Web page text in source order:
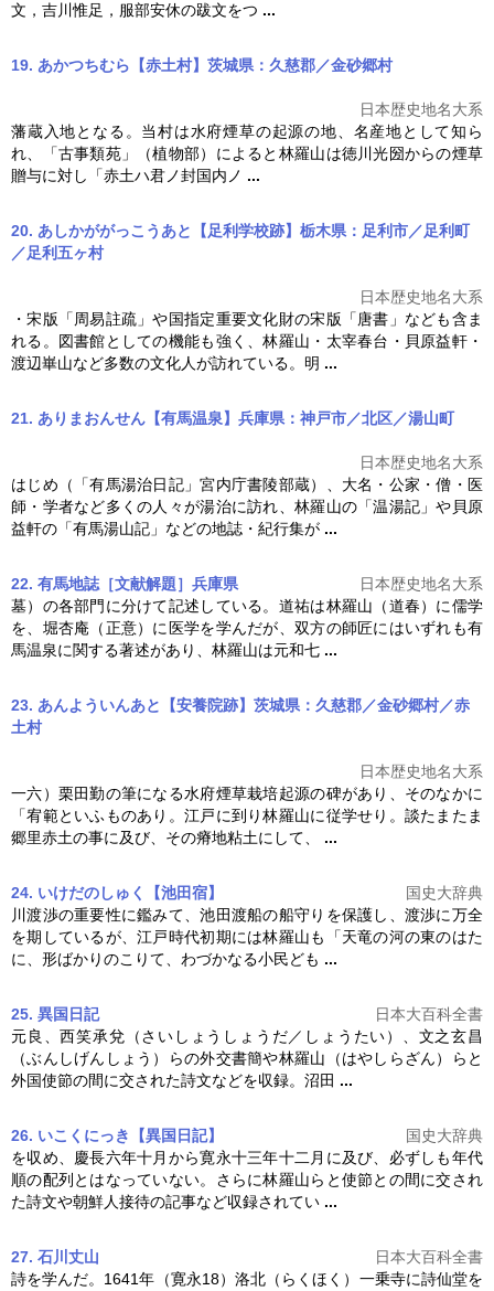
文，吉川惟足，服部安休の跋文をつ ...
19. あかつちむら【赤土村】茨城県：久慈郡／金砂郷村
日本歴史地名大系
藩蔵入地となる。当村は水府煙草の起源の地、名産地として知ら
れ、「古事類苑」（植物部）によると 林羅山は徳川光圀からの煙草
贈与に対し「赤土ハ君ノ封国内ノ ...
20. あしかががっこうあと【足利学校跡】栃木県：足利市／足利町
／足利五ヶ村
日本歴史地名大系
・宋版「周易註疏」や国指定重要文化財の宋版「唐書」なども含ま
れる。図書館としての機能も強く、林羅山 ・太宰春台・貝原益軒・
渡辺崋山など多数の文化人が訪れている。明 ...
21. ありまおんせん【有馬温泉】兵庫県：神戸市／北区／湯山町
日本歴史地名大系
はじめ（「有馬湯治日記」宮内庁書陵部蔵）、大名・公家・僧・医
師・学者など多くの人々が湯治に訪れ、 林羅山の「温湯記」や貝原
益軒の「有馬湯山記」などの地誌・紀行集が ...
22. 有馬地誌［文献解題］兵庫県
日本歴史地名大系
墓）の各部門に分けて記述している。道祐は林羅山 （道春）に儒学
を、堀杏庵（正意）に医学を学んだが、双方の師匠にはいずれも有
馬温泉に関する著述があり、 林羅山は元和七 ...
23. あんよういんあと【安養院跡】茨城県：久慈郡／金砂郷村／赤
土村
日本歴史地名大系
一六）栗田勤の筆になる水府煙草栽培起源の碑があり、そのなかに
「宥範といふものあり。江戸に到り林羅山に従学せり。談たまたま
郷里赤土の事に及び、その瘠地粘土にして、 ...
24. いけだのしゅく【池田宿】
国史大辞典
川渡渉の重要性に鑑みて、池田渡船の船守りを保護し、渡渉に万全
を期しているが、江戸時代初期には林羅山も「天竜の河の東のはた
に、形ばかりのこりて、わづかなる小民ども ...
25. 異国日記
日本大百科全書
元良、西笑承兌（さいしょうしょうだ／しょうたい）、文之玄昌
（ぶんしげんしょう）らの外交書簡や林羅山 （はやしらざん）らと
外国使節の間に交された詩文などを収録。沼田 ...
26. いこくにっき【異国日記】
国史大辞典
を収め、慶長六年十月から寛永十三年十二月に及び、必ずしも年代
順の配列とはなっていない。さらに林羅山らと使節との間に交され
た詩文や朝鮮人接待の記事など収録されてい ...
27. 石川丈山
日本大百科全書
詩を学んだ。1641年（寛永18）洛北（らくほく）一乗寺に詩仙堂を